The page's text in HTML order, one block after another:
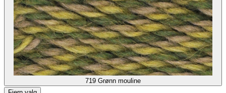
719 Grønn mouline